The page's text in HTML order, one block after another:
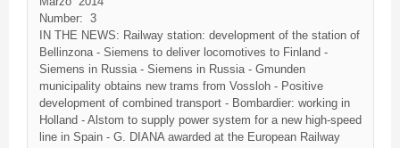
Number: 3
IN THE NEWS: Railway station: development of the station of
Bellinzona - Siemens to deliver locomotives to Finland -
Siemens in Russia - Siemens in Russia - Gmunden
municipality obtains new trams from Vossloh - Positive
development of combined transport - Bombardier: working in
Holland - Alstom to supply power system for a new high-speed
line in Spain - G. DIANA awarded at the European Railway